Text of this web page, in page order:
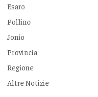
Esaro
Pollino
Jonio
Provincia
Regione
Altre Notizie